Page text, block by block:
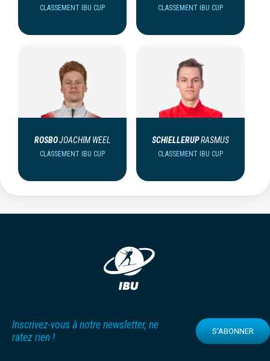
CLASSEMENT IBU CUP CLASSEMENT IBU CUP
ROSBOJOACHIM WEEL
CLASSEMENT IBU CUP
SCHIELLERUPRASMUS
CLASSEMENT IBU CUP
Inscrivez-vous à notre newsletter, ne
ratez rien !
S'ABONNER